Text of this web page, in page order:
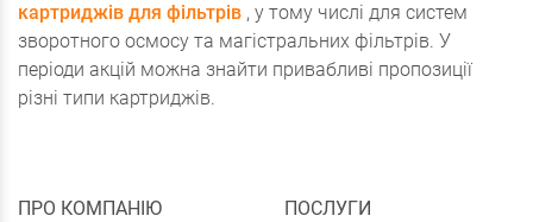
картриджів для фільтрів , у тому числі для систем
зворотного осмосу та магістральних фільтрів. У
періоди акцій можна знайти привабливі пропозиції
різні типи картриджів.
ПРО КОМПАНІЮ ПОСЛУГИ